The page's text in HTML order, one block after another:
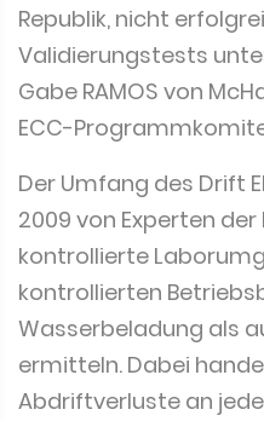
Republik, nicht
Validierungstests
Gabe RAMOS von
ECC-
Der Umfang des Drift
2009 von Experten
kontrollierte
kontrollierten
Wasserbeladung als
ermitteln. Dabei
Abdriftverluste an